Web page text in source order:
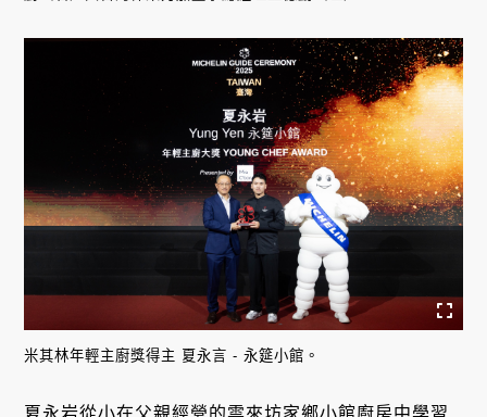
米其林年輕主廚獎得主 夏永言 - 永筵小館。
夏永岩從小在父親經營的雲來坊家鄉小館廚房中學習